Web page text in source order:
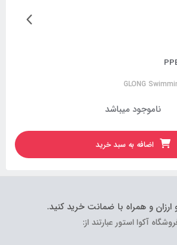
GLONG
ناموجود میباشد
اضافه به سبد خرید
و ارزان و همراه با ضمانت خرید کنید.
آکوا استور عبارتند از: